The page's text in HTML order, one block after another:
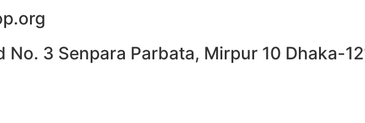
No. 3 Senpara Parbata, Mirpur 10 Dhaka-